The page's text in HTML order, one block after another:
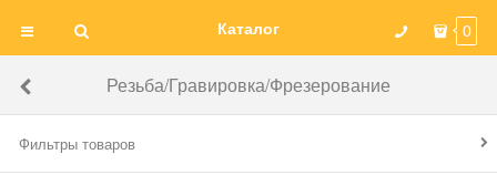
Каталог 0
Резьба/Гравировка/Фрезерование
Фильтры товаров